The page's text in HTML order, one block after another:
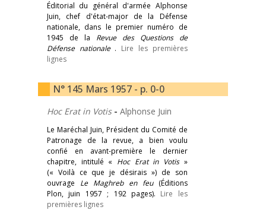
Éditorial du général d'armée Alphonse
Juin, chef d'état-major de la Défense
nationale, dans le premier numéro de
1945 de la Revue des Questions de
Défense nationale. Lire les premières
lignes
N° 145 Mars 1957 - p. 0-0
Hoc Erat in Votis - Alphonse Juin
Le Maréchal Juin, Président du Comité de
Patronage de la revue, a bien voulu
confié en avant-première le dernier
chapitre, intitulé « Hoc Erat in Votis»
(« Voilà ce que je désirais ») de son
ouvrage Le Maghreb en feu(Éditions
Plon, juin 1957 ; 192 pages). Lire les
premières lignes